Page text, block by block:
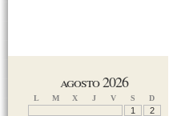
agosto 2026
L M X J V S D
1
2